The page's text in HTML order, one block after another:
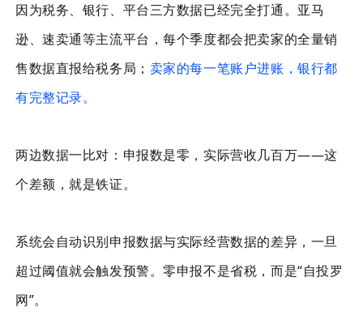
因为税务、银行、平台三方数据已经完全打通。亚马
逊、速卖通等主流平台，每个季度都会把卖家的全量销
售数据直报给税务局； 卖家的每一笔账户进账，银行都
有完整记录。
两边数据一比对：申报数是零，实际营收几百万——这
个差额，就是铁证。
系统会自动识别申报数据与实际经营数据的差异，一旦
超过阈值就会触发预警。零申报不是省税，而是“自投罗
网”。